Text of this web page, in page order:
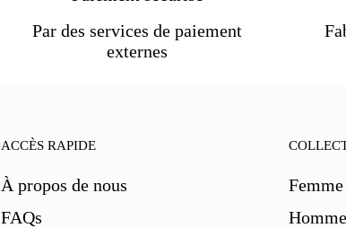
Par des services de paiement
externes
ACCÈS RAPIDE
À propos de nous
FAQs
Femme
Homme